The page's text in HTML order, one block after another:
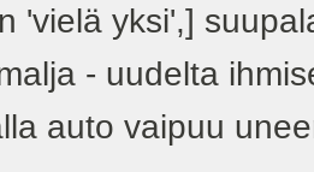
'vielä yksi',]
- uudelta
auto vaipuu